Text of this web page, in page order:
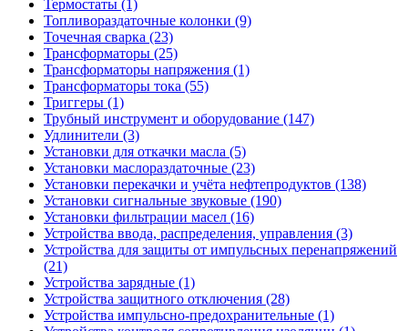
Термостаты (1)
Топливораздаточные колонки (9)
Точечная сварка (23)
Трансформаторы (25)
Трансформаторы напряжения (1)
Трансформаторы тока (55)
Триггеры (1)
Трубный инструмент и оборудование (147)
Удлинители (3)
Установки для откачки масла (5)
Установки маслораздаточные (23)
Установки перекачки и учёта нефтепродуктов (138)
Установки сигнальные звуковые (190)
Установки фильтрации масел (16)
Устройства ввода, распределения, управления (3)
Устройства для защиты от импульсных перенапряжений
(21)
Устройства зарядные (1)
Устройства защитного отключения (28)
Устройства импульсно-предохранительные (1)